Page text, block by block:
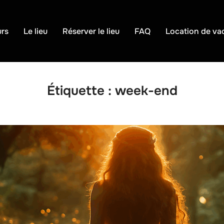
Le lieu Réserver le lieu FAQ Location de
Étiquette : week-end